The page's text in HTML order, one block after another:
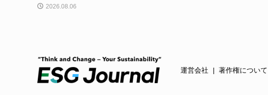
2026.08.06
運営会社 著作権について